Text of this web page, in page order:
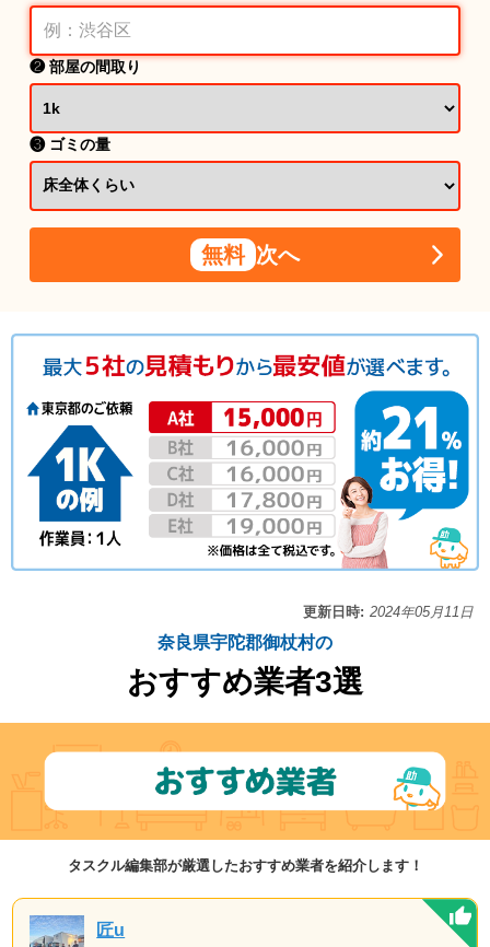
❷ 部屋の間取り
❸ ゴミの量
無料 次へ
更新日時: 2024年05月11日
奈良県宇陀郡御杖村の
おすすめ業者3選
タスクル編集部が厳選したおすすめ業者を紹介します！
匠u